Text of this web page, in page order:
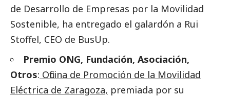
de Desarrollo de Empresas por la Movilidad
Sostenible, ha entregado el galardón a Rui
Stoffel, CEO de BusUp.
Premio ONG, Fundación, Asociación,
Otros: Oficina de Promoción de la Movilidad
Eléctrica de Zaragoza, premiada por su